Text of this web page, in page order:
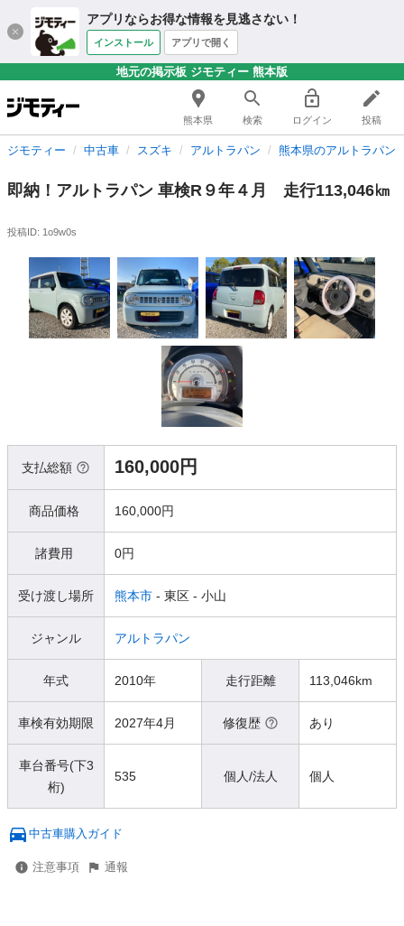
アプリならお得な情報を見逃さない！
インストール アプリで開く
地元の掲示板 ジモティー 熊本版
熊本県 検索 ログイン 投稿
ジモティー 中古車 スズキ アルトラパン 熊本県のアルトラパン
即納！アルトラパン 車検R９年４月 走行113,046㎞
投稿ID: 1o9w0s
支払総額 160,000円
商品価格 160,000円
諸費用 0円
受け渡し場所 熊本市 - 東区 - 小山
ジャンル アルトラパン
年式 2010年 走行距離 113,046km
車検有効期限 2027年4月 修復歴 あり
車台番号(下3
桁)
535 個人/法人 個人
中古車購入ガイド
注意事項 通報